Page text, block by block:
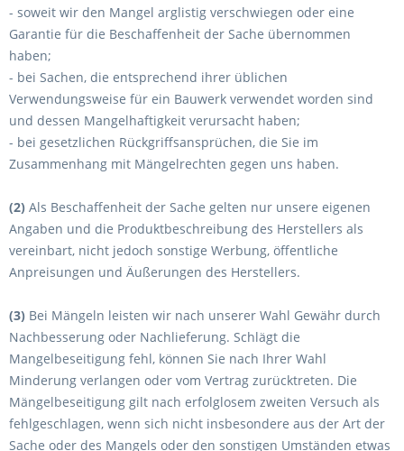
- soweit wir den Mangel arglistig verschwiegen oder eine
Garantie für die Beschaffenheit der Sache übernommen
haben;
- bei Sachen, die entsprechend ihrer üblichen
Verwendungsweise für ein Bauwerk verwendet worden sind
und dessen Mangelhaftigkeit verursacht haben;
- bei gesetzlichen Rückgriffsansprüchen, die Sie im
Zusammenhang mit Mängelrechten gegen uns haben.
(2) Als Beschaffenheit der Sache gelten nur unsere eigenen
Angaben und die Produktbeschreibung des Herstellers als
vereinbart, nicht jedoch sonstige Werbung, öffentliche
Anpreisungen und Äußerungen des Herstellers.
(3) Bei Mängeln leisten wir nach unserer Wahl Gewähr durch
Nachbesserung oder Nachlieferung. Schlägt die
Mangelbeseitigung fehl, können Sie nach Ihrer Wahl
Minderung verlangen oder vom Vertrag zurücktreten. Die
Mängelbeseitigung gilt nach erfolglosem zweiten Versuch als
fehlgeschlagen, wenn sich nicht insbesondere aus der Art der
Sache oder des Mangels oder den sonstigen Umständen etwas